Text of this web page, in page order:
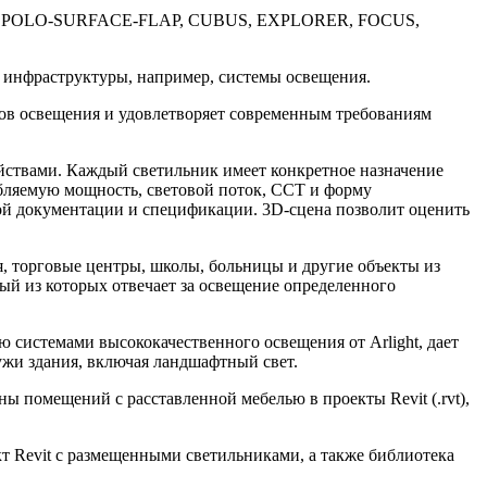
SURFACE-FLAP, CUBUS, EXPLORER, FOCUS,
например, системы освещения.
освещения и удовлетворяет современным требованиям
Каждый светильник имеет конкретное назначение
мощность, световой поток, ССТ и форму
документации и спецификации. 3D-cцена позволит оценить
торговые центры, школы, больницы и другие объекты из
которых отвечает за освещение определенного
высококачественного освещения от Arlight, дает
здания, включая ландшафтный свет.
помещений с расставленной мебелью в проекты Revit (.rvt),
Revit с размещенными светильниками, а также библиотека